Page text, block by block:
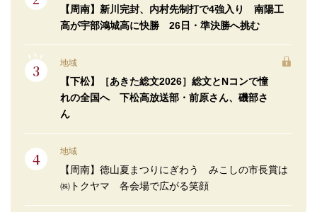
【周南】新川完封、内村先制打で4強入り 南陽工
高が宇部鴻城高に快勝 26日・準決勝へ挑む
地域
【下松】［あきた総文2026］総文とNコンで憧
れの全国へ 下松高放送部・前原さん、磯部さ
ん
地域
【周南】徳山夏まつりにぎわう みこしの市長賞は
㈱トクヤマ 各会場で広がる笑顔